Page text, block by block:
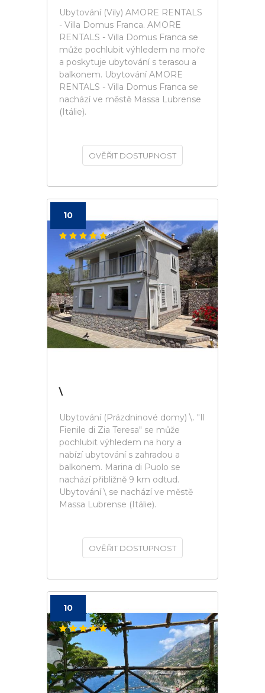
Ubytování (Vily) AMORE RENTALS
- Villa Domus Franca. AMORE
RENTALS - Villa Domus Franca se
může pochlubit výhledem na moře
a poskytuje ubytování s terasou a
balkonem. Ubytování AMORE
RENTALS - Villa Domus Franca se
nachází ve městě Massa Lubrense
(Itálie).
OVĚŘIT DOSTUPNOST
10
\
Ubytování (Prázdninové domy) \. "Il
Fienile di Zia Teresa" se může
pochlubit výhledem na hory a
nabízí ubytování s zahradou a
balkonem. Marina di Puolo se
nachází přibližně 9 km odtud.
Ubytování \ se nachází ve městě
Massa Lubrense (Itálie).
OVĚŘIT DOSTUPNOST
10